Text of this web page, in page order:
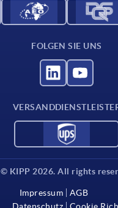
FOLGEN SIE UNS
© KIPP 2026. All rights
Impressum
AGB